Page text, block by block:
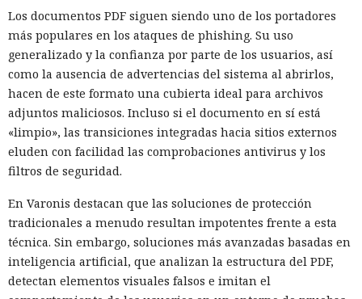
Los documentos PDF siguen siendo uno de los portadores
más populares en los ataques de phishing. Su uso
generalizado y la confianza por parte de los usuarios, así
como la ausencia de advertencias del sistema al abrirlos,
hacen de este formato una cubierta ideal para archivos
adjuntos maliciosos. Incluso si el documento en sí está
«limpio», las transiciones integradas hacia sitios externos
eluden con facilidad las comprobaciones antivirus y los
filtros de seguridad.
En Varonis destacan que las soluciones de protección
tradicionales a menudo resultan impotentes frente a esta
técnica. Sin embargo, soluciones más avanzadas basadas en
inteligencia artificial, que analizan la estructura del PDF,
detectan elementos visuales falsos e imitan el